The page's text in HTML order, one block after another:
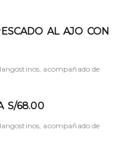
AL AJO CON
acompañado de
S/68.00
acompañado de